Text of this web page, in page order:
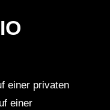
einer privaten
einer